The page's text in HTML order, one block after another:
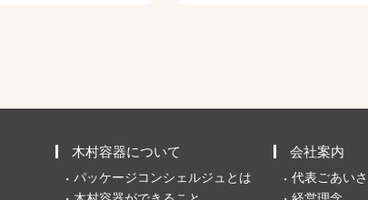
木村容器について
パッケージコンシェルジュとは
会社案内
代表ごあい